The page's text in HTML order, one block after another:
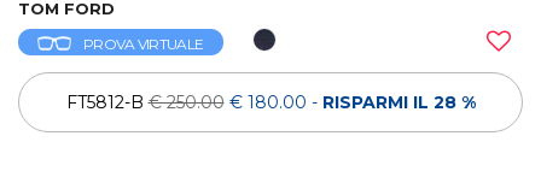
TOM FORD
PROVA VIRTUALE
FT5812-B€ 250.00 € 180.00 - RISPARMI IL 28 %